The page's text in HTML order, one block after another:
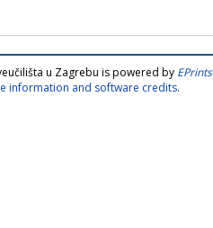
u Zagrebu is powered by
information and software credits.